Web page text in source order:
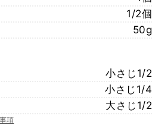
1/2個
50g
小さじ1/2
小さじ1/4
大さじ1/2
項